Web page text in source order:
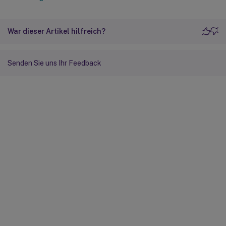
War dieser Artikel hilfreich?
Senden Sie uns Ihr Feedback